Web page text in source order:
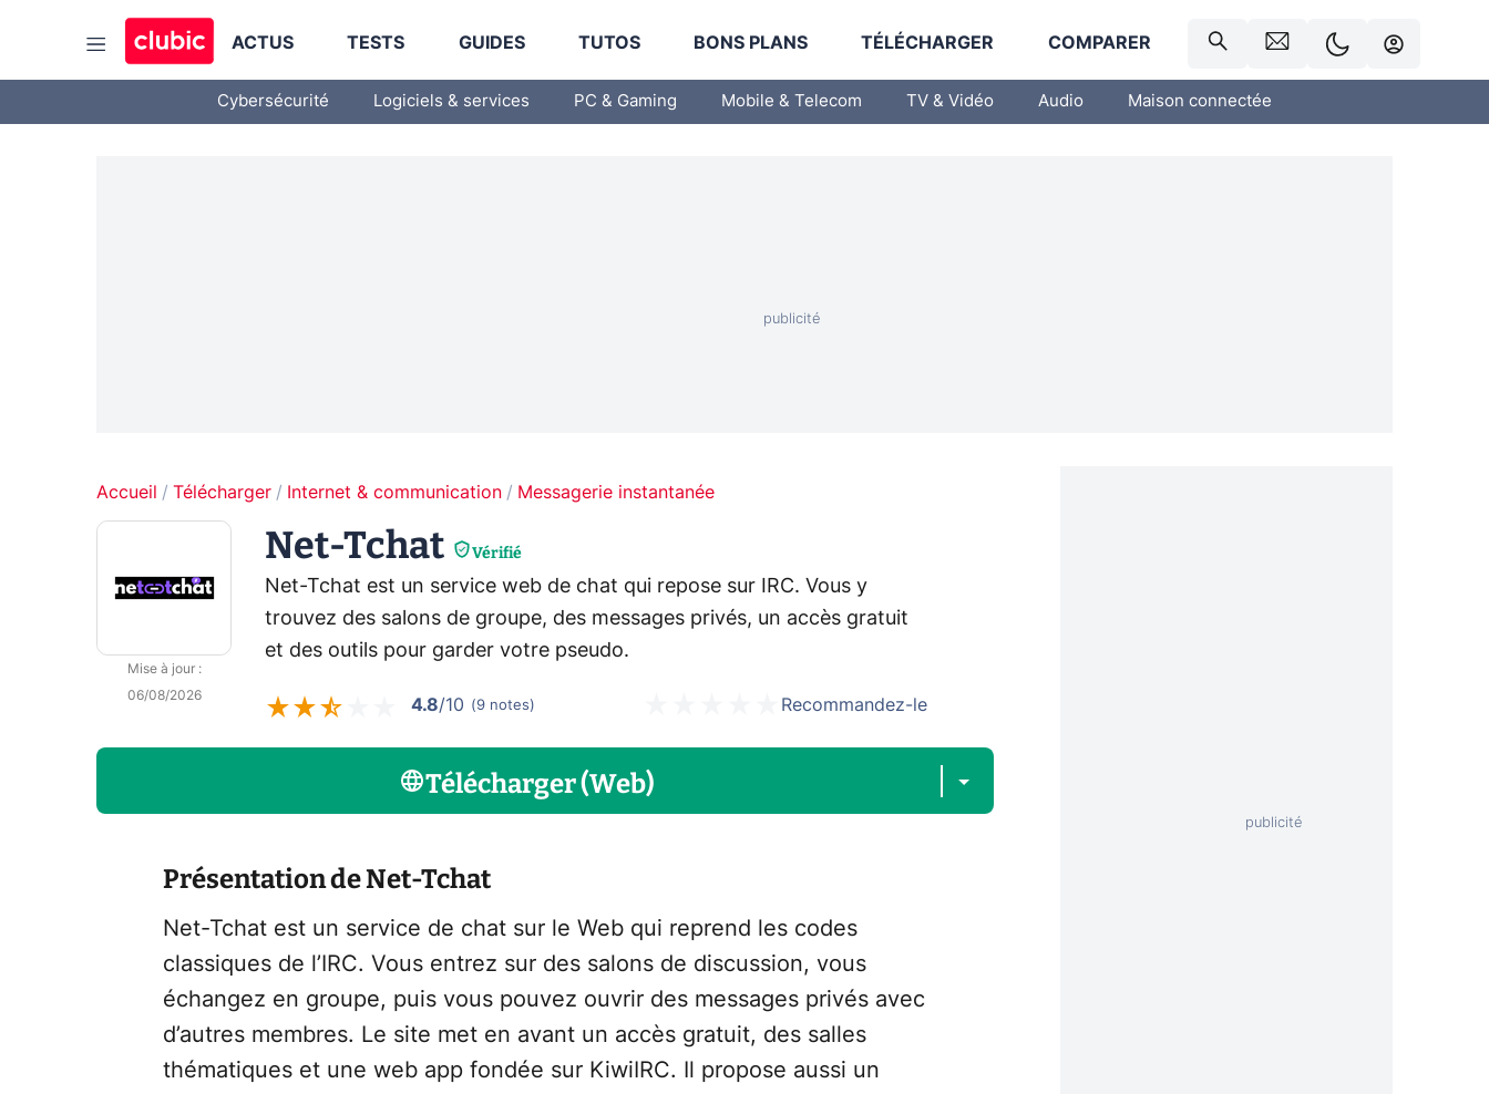
ACTUS TESTS GUIDES TUTOS BONS PLANS TÉLÉCHARGER COMPARER
Cybersécurité Logiciels & services PC & Gaming Mobile & Telecom TV & Vidéo Audio Maison connectée
Accueil Télécharger Internet & communication Messagerie instantanée
Mise à jour:
06/08/2026
Net-Tchat Vérifié
Net-Tchat est un service web de chat qui repose sur IRC. Vous y
trouvez des salons de groupe, des messages privés, un accès gratuit
et des outils pour garder votre pseudo.
4.8/10 (9 notes) Recommandez-le
Télécharger (Web)
Présentation de Net-Tchat
Net-Tchat est un service de chat sur le Web qui reprend les codes
classiques de l’IRC. Vous entrez sur des salons de discussion, vous
échangez en groupe, puis vous pouvez ouvrir des messages privés avec
d’autres membres. Le site met en avant un accès gratuit, des salles
thématiques et une web app fondée sur KiwiIRC. Il propose aussi un